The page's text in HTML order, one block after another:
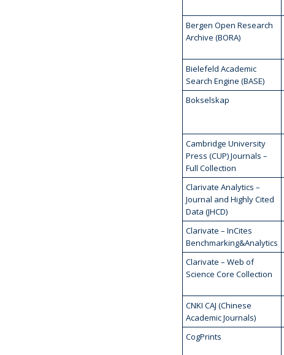
Bergen Open Research
Archive (BORA)
Bielefeld Academic
Search Engine (BASE)
Bokselskap
Cambridge University
Press (CUP) Journals –
Full Collection
Clarivate Analytics –
Journal and Highly Cited
Data (JHCD)
Clarivate – InCites
Benchmarking&Analytics
Clarivate – Web of
Science Core Collection
CNKI CAJ (Chinese
Academic Journals)
CogPrints